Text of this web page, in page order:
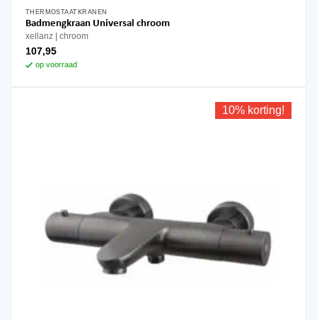
THERMOSTAATKRANEN
Badmengkraan Universal chroom
xellanz chroom
107,95
op voorraad
10% korting!